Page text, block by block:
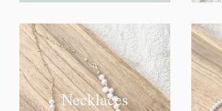
Necklaces